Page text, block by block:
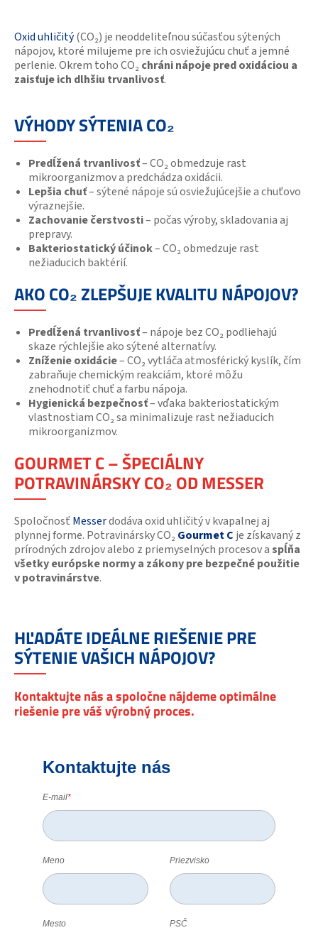
Oxid uhličitý(CO₂) je neoddeliteľnou súčasťou sýtených
nápojov, ktoré milujeme pre ich osviežujúcu chuť a jemné
perlenie. Okrem toho CO₂ chráni nápoje pred oxidáciou a
zaisťuje ich dlhšiu trvanlivosť.
VÝHODY SÝTENIA CO₂
Predĺžená trvanlivosť– CO₂ obmedzuje rast
mikroorganizmov a predchádza oxidácii.
Lepšia chuť– sýtené nápoje sú osviežujúcejšie a chuťovo
výraznejšie.
Zachovanie čerstvosti– počas výroby, skladovania aj
prepravy.
Bakteriostatický účinok– CO₂ obmedzuje rast
nežiaducich baktérií.
AKO CO₂ ZLEPŠUJE KVALITU NÁPOJOV?
Predĺžená trvanlivosť– nápoje bez CO₂ podliehajú
skaze rýchlejšie ako sýtené alternatívy.
Zníženie oxidácie– CO₂ vytláča atmosférický kyslík, čím
zabraňuje chemickým reakciám, ktoré môžu
znehodnotiť chuť a farbu nápoja.
Hygienická bezpečnosť– vďaka bakteriostatickým
vlastnostiam CO₂ sa minimalizuje rast nežiaducich
mikroorganizmov.
GOURMET C – ŠPECIÁLNY
POTRAVINÁRSKY CO₂ OD MESSER
SpoločnosťMesserdodáva oxid uhličitý v kvapalnej aj
plynnej forme. Potravinársky CO₂ Gourmet C je získavaný z
prírodných zdrojov alebo z priemyselných procesov aspĺňa
všetky európske normy a zákony pre bezpečné použitie
v potravinárstve.
HĽADÁTE IDEÁLNE RIEŠENIE PRE
SÝTENIE VAŠICH NÁPOJOV?
Kontaktujte nás a spoločne nájdeme optimálne
riešenie pre váš výrobný proces.
Kontaktujte nás
E-mail*
Meno Priezvisko
Mesto PSČ